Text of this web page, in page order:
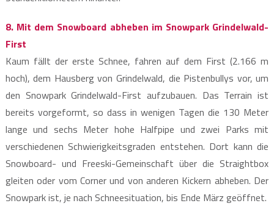
8. Mit dem Snowboard abheben im Snowpark Grindelwald-
First
Kaum fällt der erste Schnee, fahren auf dem First (2.166 m
hoch), dem Hausberg von Grindelwald, die Pistenbullys vor, um
den Snowpark Grindelwald-First aufzubauen. Das Terrain ist
bereits vorgeformt, so dass in wenigen Tagen die 130 Meter
lange und sechs Meter hohe Halfpipe und zwei Parks mit
verschiedenen Schwierigkeitsgraden entstehen. Dort kann die
Snowboard- und Freeski-Gemeinschaft über die Straightbox
gleiten oder vom Corner und von anderen Kickern abheben. Der
Snowpark ist, je nach Schneesituation, bis Ende März geöffnet.